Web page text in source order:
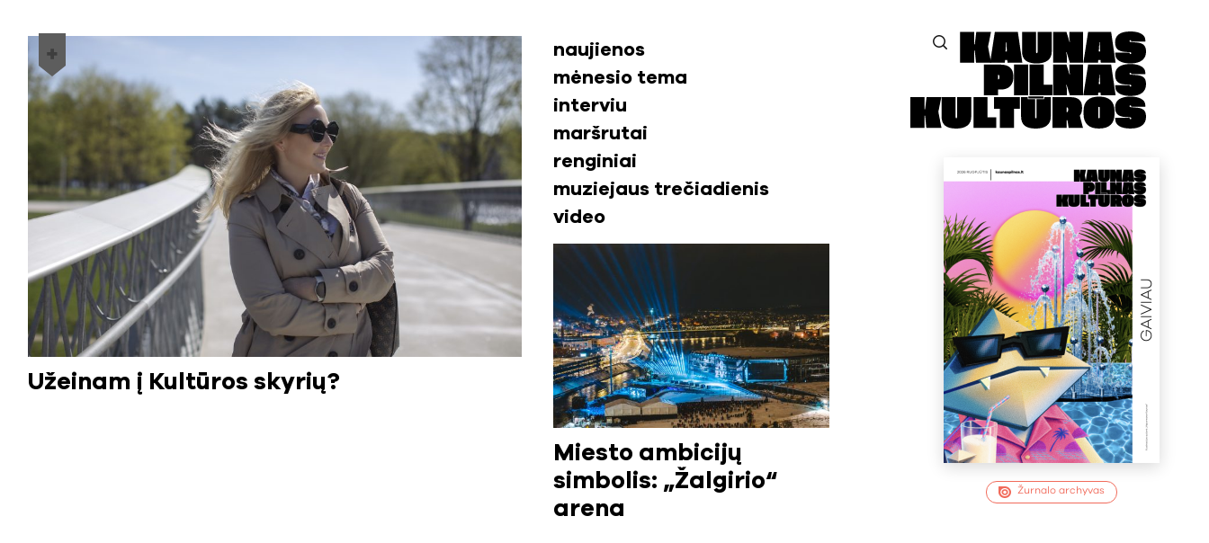
Žurnalo archyvas
Užeinam į Kultūros skyrių?
naujienos
mėnesio tema
interviu
maršrutai
renginiai
muziejaus trečiadienis
video
Miesto ambicijų
simbolis: „Žalgirio“
arena